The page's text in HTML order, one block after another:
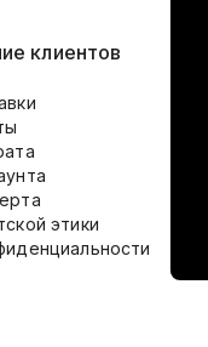
клиентов
этики